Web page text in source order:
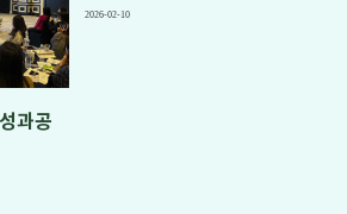
과공
2026-02-10